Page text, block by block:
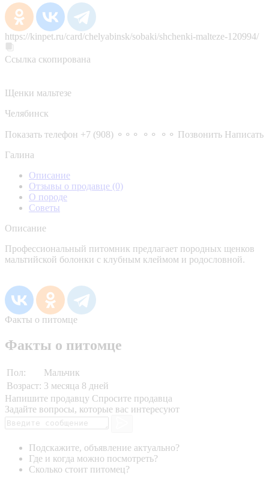
https://kinpet.ru/card/chelyabinsk/sobaki/shchenki-malteze-120994/
Ссылка скопирована
Щенки мальтезе
Челябинск
Показать телефон +7 (908) ⚬⚬⚬ ⚬⚬ ⚬⚬ Позвонить Написать
Галина
Описание
Отзывы о продавце (0)
О породе
Советы
Описание
Профессиональный питомник предлагает породных щенков
мальтийской болонки с клубным клеймом и родословной.
Факты о питомце
Факты о питомце
Пол:
Мальчик
Возраст: 3 месяца 8 дней
Напишите продавцу Спросите продавца
Задайте вопросы, которые вас интересуют
Подскажите, объявление актуально?
Где и когда можно посмотреть?
Сколько стоит питомец?